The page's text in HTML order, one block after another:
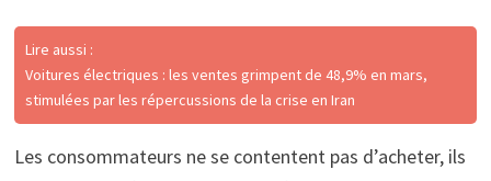
Lire aussi :
Voitures électriques : les ventes grimpent de 48,9% en mars,
stimulées par les répercussions de la crise en Iran
Les consommateurs ne se contentent pas d’acheter, ils